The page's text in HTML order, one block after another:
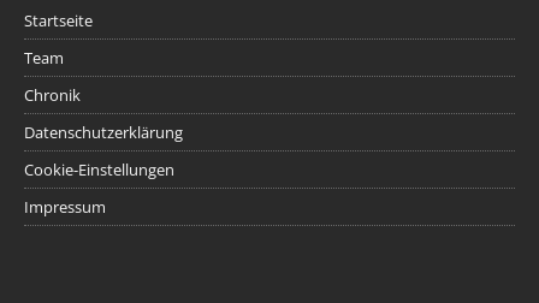
Startseite
Team
Chronik
Datenschutzerklärung
Cookie-Einstellungen
Impressum